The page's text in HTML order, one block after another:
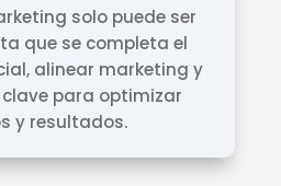
solo puede ser
que se completa el
alinear marketing y
para optimizar
y resultados.